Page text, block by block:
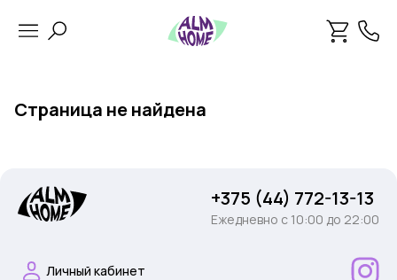
Страница не найдена
+375 (44) 772-13-13
Ежедневно c 10:00 до 22:00
Личный кабинет